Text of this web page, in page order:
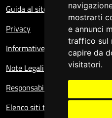
mostrarti
e annunci
traffico sul
capire da
visitatori.
Guida al sito
Privacy
Informative sul trattamento
Note Legali
Responsabile del sito
Elenco siti tematici